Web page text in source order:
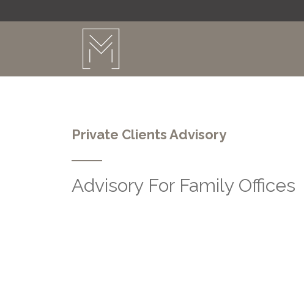
Private Clients Advisory
Advisory For Family Offices